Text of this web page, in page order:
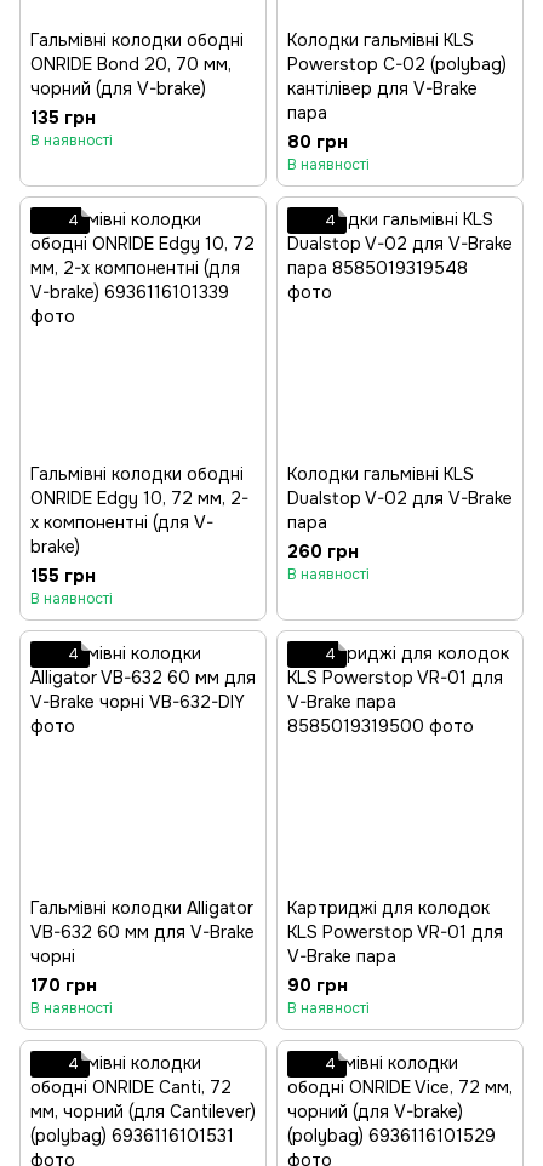
Гальмівні колодки ободні
ONRIDE Bond 20, 70 мм,
чорний (для V-brake)
135 грн
В наявності
Колодки гальмівні KLS
Powerstop C-02 (polybag)
кантілівер для V-Brake
пара
80 грн
В наявності
4
Гальмівні колодки ободні
ONRIDE Edgy 10, 72 мм, 2-
х компонентні (для V-
brake)
155 грн
В наявності
4
Колодки гальмівні KLS
Dualstop V-02 для V-Brake
пара
260 грн
В наявності
4
Гальмівні колодки Alligator
VB-632 60 мм для V-Brake
чорні
170 грн
В наявності
4
Картриджі для колодок
KLS Powerstop VR-01 для
V-Brake пара
90 грн
В наявності
4 4